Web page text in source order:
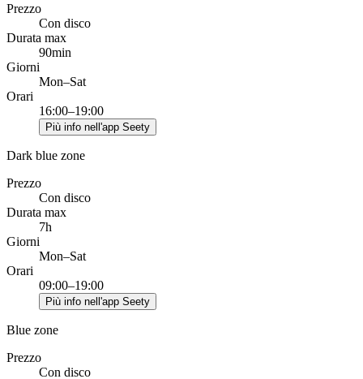
Prezzo
Con disco
Durata max
90min
Giorni
Mon–Sat
Orari
16:00–19:00
Più info nell'app Seety
Dark blue zone
Prezzo
Con disco
Durata max
7h
Giorni
Mon–Sat
Orari
09:00–19:00
Più info nell'app Seety
Blue zone
Prezzo
Con disco